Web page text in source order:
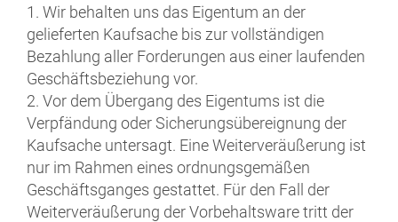
1. Wir behalten uns das Eigentum an der
gelieferten Kaufsache bis zur vollständigen
Bezahlung aller Forderungen aus einer laufenden
Geschäftsbeziehung vor.
2. Vor dem Übergang des Eigentums ist die
Verpfändung oder Sicherungsübereignung der
Kaufsache untersagt. Eine Weiterveräußerung ist
nur im Rahmen eines ordnungsgemäßen
Geschäftsganges gestattet. Für den Fall der
Weiterveräußerung der Vorbehaltsware tritt der